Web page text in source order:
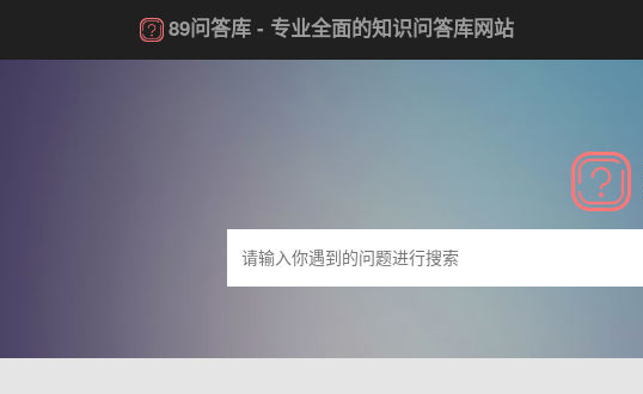
89问答库 - 专业全面的知识问答库网站